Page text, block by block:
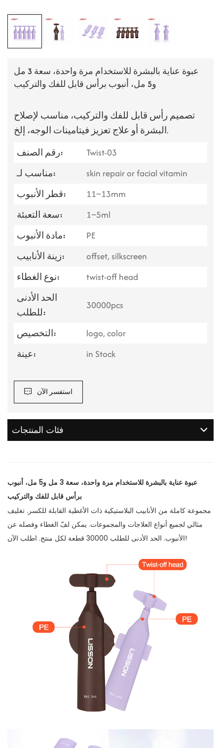
عبوة عناية بالبشرة للاستخدام مرة واحدة، سعة 3 مل
و5 مل، أنبوب برأس قابل للفك والتركيب
تصميم رأس قابل للفك والتركيب، مناسب لإصلاح
البشرة أو علاج تعزيز فيتامينات الوجه، إلخ.
رقم الصنف:
Twist-03
مناسب لـ:
skin repair or facial vitamin
قطر الأنبوب:
11~13mm
سعة التعبئة:
1~5ml
مادة الأنبوب:
PE
زينة الأنابيب:
offset, silkscreen
نوع الغطاء:
twist-off head
الحد الأدنى
للطلب:
30000pcs
التخصيص:
logo, color
عينة:
in Stock
استفسر الآن
فئات المنتجات
عبوة عناية بالبشرة للاستخدام مرة واحدة، سعة 3 مل و5 مل، أنبوب
برأس قابل للفك والتركيب
مجموعة كاملة من الأنابيب البلاستيكية ذات الأغطية القابلة للكسر. تغليف
مثالي لجميع أنواع العلاجات والمجموعات. يمكن لفّ الغطاء وفصله عن
الأنبوب. الحد الأدنى للطلب 30000 قطعة لكل منتج. اطلب الآن!